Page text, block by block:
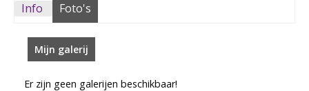
Info Foto's
Mijn galerij
Er zijn geen galerijen beschikbaar!